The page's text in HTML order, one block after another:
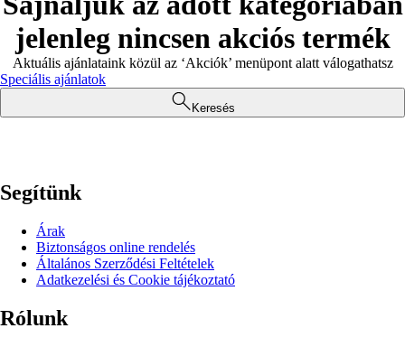
jelenleg nincsen akciós termék
Aktuális ajánlataink közül az ‘Akciók’ menüpont alatt válogathatsz
Speciális ajánlatok
Keresés
Segítünk
Árak
Biztonságos online rendelés
Általános Szerződési Feltételek
Adatkezelési és Cookie tájékoztató
Rólunk